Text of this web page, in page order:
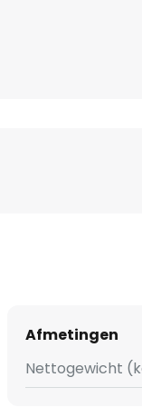
Afmetingen
Nettogewicht